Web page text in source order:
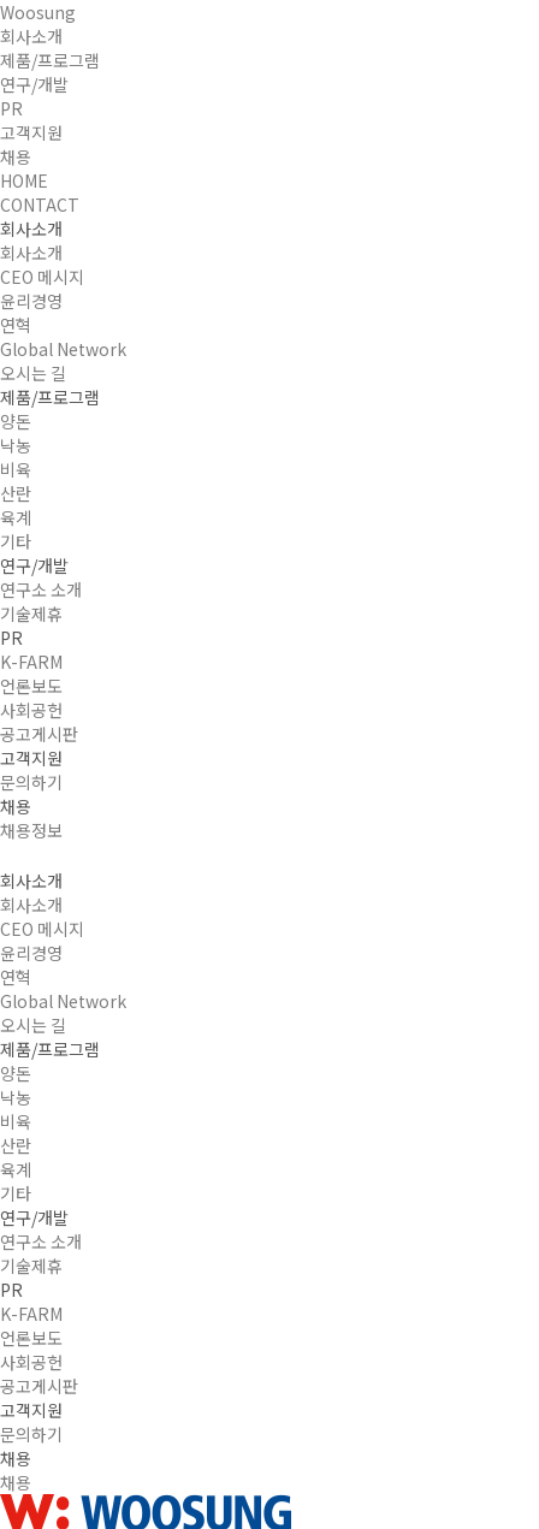
Woosung
회사소개
제품/프로그램
연구/개발
PR
고객지원
채용
HOME
CONTACT
회사소개
회사소개
CEO 메시지
윤리경영
연혁
Global Network
오시는 길
제품/프로그램
양돈
낙농
비육
산란
육계
기타
연구/개발
연구소 소개
기술제휴
PR
K-FARM
언론보도
사회공헌
공고게시판
고객지원
문의하기
채용
채용정보
회사소개
회사소개
CEO 메시지
윤리경영
연혁
Global Network
오시는 길
제품/프로그램
양돈
낙농
비육
산란
육계
기타
연구/개발
연구소 소개
기술제휴
PR
K-FARM
언론보도
사회공헌
공고게시판
고객지원
문의하기
채용
채용